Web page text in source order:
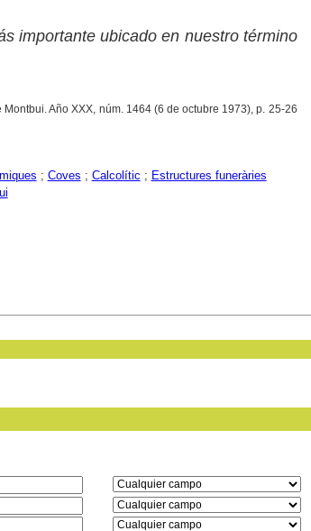
importante ubicado en nuestro término
Montbui. Año XXX, núm. 1464 (6 de octubre 1973), p. 25-26
; Coves ; Calcolític ; Estructures funeràries